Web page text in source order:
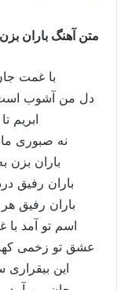
متن آهنگ باران
با غمت
دل من آشوب
ابریم
نه صبوری
باران
باران رفیق
باران رفیق
اسم تو آمد
عشق تو زخمی
این